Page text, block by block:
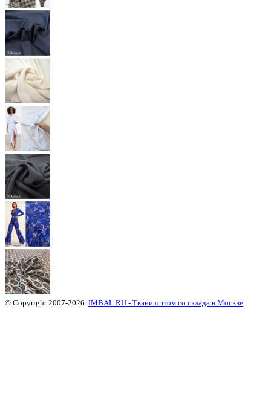
© Copyright 2007-2026. IMBAL.RU - Ткани оптом со склада в Москве